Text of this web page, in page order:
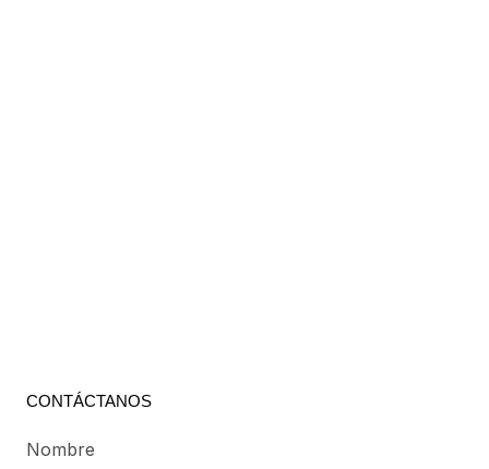
CONTÁCTANOS
Nombre